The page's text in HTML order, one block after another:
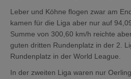
Leber und Köhne flogen zwar am
kamen für die Liga aber nur auf
Summe von 300,60 km/h reichte
guten dritten Rundenplatz in der 2.
Rundenplatz in der World League.
In der zweiten Liga waren nur